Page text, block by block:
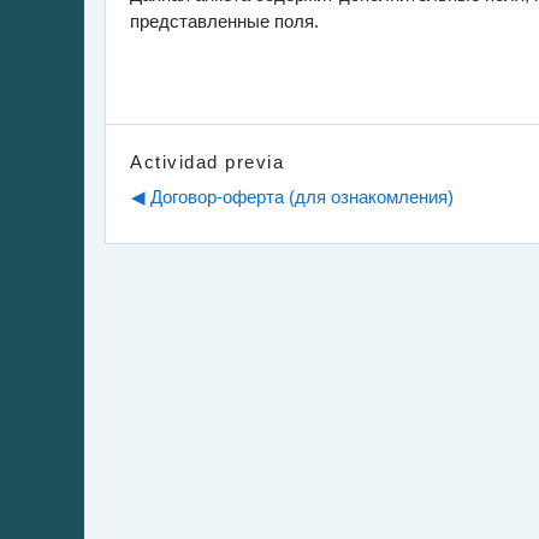
представленные поля.
Actividad previa
◀︎ Договор-оферта (для ознакомления)